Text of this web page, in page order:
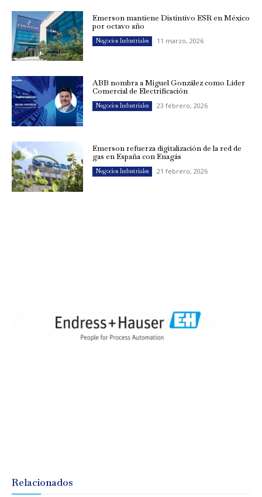
Emerson mantiene Distintivo ESR en México
por octavo año
Negocios Industriales 11 marzo, 2026
ABB nombra a Miguel González como Líder
Comercial de Electrificación
Negocios Industriales 23 febrero, 2026
Emerson refuerza digitalización de la red de
gas en España con Enagás
Negocios Industriales 21 febrero, 2026
Relacionados